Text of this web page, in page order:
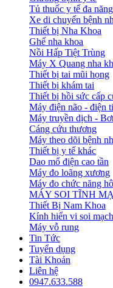
Tủ thuốc y tế đa năng
Xe di chuyển bệnh
Thiết bị Nha Khoa
Ghế nha khoa
Nồi Hấp Tiệt Trùng
Máy X Quang nha
Thiết bị tai mũi họng
Thiết bị khám tai
Thiết bị hồi sức cấp
Máy điện não - điện
Máy truyền dịch -
Cáng cứu thương
Máy theo dõi bệnh
Thiết bị y tế khác
Dao mổ điện cao tần
Máy đo loãng xương
Máy đo chức năng
MÁY SOI TĨNH
Thiết Bị Nam Khoa
Kính hiển vi soi
Máy vỗ rung
Tin Tức
Tuyển dụng
Tài Khoản
Liên hệ
0947.633.588